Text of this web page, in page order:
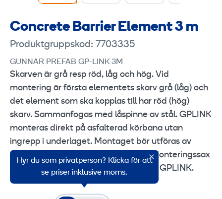
Concrete Barrier Element 3 m
Produktgruppskod: 7703335
GUNNAR PREFAB GP-LINK 3M
Skarven är grå resp röd, låg och hög. Vid
montering är första elementets skarv grå (låg) och
det element som ska kopplas till har röd (hög)
skarv. Sammanfogas med låspinne av stål. GPLINK
monteras direkt på asfalterad körbana utan
ingrepp i underlaget. Montaget bör utföras av
utbildade montörer och kranförare. Monteringssax
fabrikat Rehnman används vid lyft av GPLINK.
Hyr du som privatperson? Klicka för att
se priser inklusive moms.